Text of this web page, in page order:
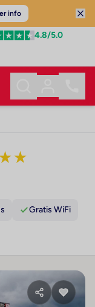
info
4.8/5.0
★
Gratis WiFi